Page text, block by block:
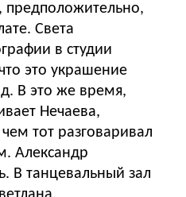
предположительно,
Света
в студии
это украшение
В это же время,
Нечаева,
тот разговаривал
Александр
В танцевальный зал